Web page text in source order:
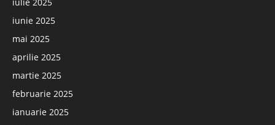
iunie 2025
mai 2025
aprilie 2025
martie 2025
februarie 2025
ianuarie 2025